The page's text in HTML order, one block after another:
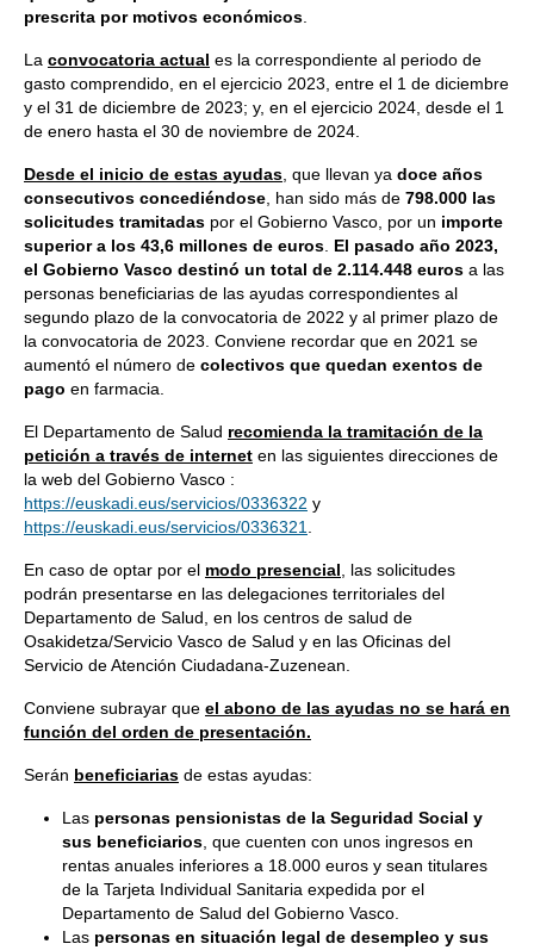
prescrita por motivos económicos
La convocatoria actual es la correspondiente al periodo de
gasto comprendido, en el ejercicio 2023, entre el 1 de diciembre
y el 31 de diciembre de 2023; y, en el ejercicio 2024, desde el 1
de enero hasta el 30 de noviembre de 2024.
Desde el inicio de estas ayudas , que llevan ya doce años
consecutivos concediéndose , han sido más de 798.000 las
solicitudes tramitadas por el Gobierno Vasco, por un importe
superior a los 43,6 millones de euros El pasado año 2023,
el Gobierno Vasco destinó un total de 2.114.448 euros a las
personas beneficiarias de las ayudas correspondientes al
segundo plazo de la convocatoria de 2022 y al primer plazo de
la convocatoria de 2023. Conviene recordar que en 2021 se
aumentó el número de colectivos que quedan exentos de
pago en farmacia.
El Departamento de Salud recomienda la tramitación de la
petición a través de internet en las siguientes direcciones de
la web del Gobierno Vasco :
https://euskadi.eus/servicios/0336322 y
https://euskadi.eus/servicios/0336321
En caso de optar por el modo presencial , las solicitudes
podrán presentarse en las delegaciones territoriales del
Departamento de Salud, en los centros de salud de
Osakidetza/Servicio Vasco de Salud y en las Oficinas del
Servicio de Atención Ciudadana-Zuzenean.
Conviene subrayar que el abono de las ayudas no se hará en
función del orden de presentación.
Serán beneficiarias de estas ayudas:
Las personas pensionistas de la Seguridad Social y
sus beneficiarios , que cuenten con unos ingresos en
rentas anuales inferiores a 18.000 euros y sean titulares
de la Tarjeta Individual Sanitaria expedida por el
Departamento de Salud del Gobierno Vasco.
Las personas en situación legal de desempleo y sus